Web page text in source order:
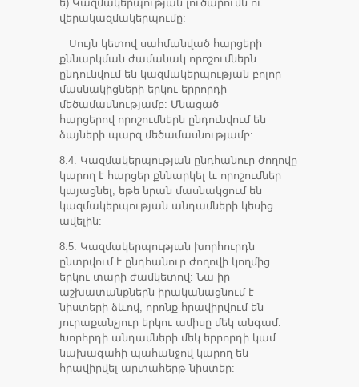
ե) Կազմակերպության լուծարումն ու
վերակազմակերպումը:
Սույն կետով սահմանված հարցերի
քննարկման ժամանակ որոշումներն
ընդունվում են կազմակերպության բոլոր
մասնակիցների երկու երրորդի
մեծամասնությամբ: Մնացած
հարցերով որոշումներն ընդունվում են
ձայների պարզ մեծամասնությամբ:
8.4. Կազմակերպության ընդհանուր ժողովը
կարող է հարցեր քննարկել և որոշումներ
կայացնել, եթե նրան մասնակցում են
կազմակերպության անդամների կեսից
ավելին:
8.5. Կազմակերպության խորհուրդն
ընտրվում է ընդհանուր ժողովի կողմից
երկու տարի ժամկետով: Նա իր
աշխատանքներն իրականացնում է
նիստերի ձևով, որոնք հրավիրվում են
յուրաքանչյուր երկու ամիսը մեկ անգամ:
Խորհրդի անդամների մեկ երրորդի կամ
նախագահի պահանջով կարող են
հրավիրվել արտահերթ նիստեր: